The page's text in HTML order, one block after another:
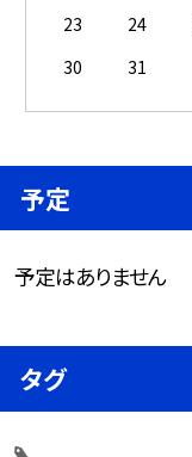
23
24
30
31
予定
予定はありません
タグ